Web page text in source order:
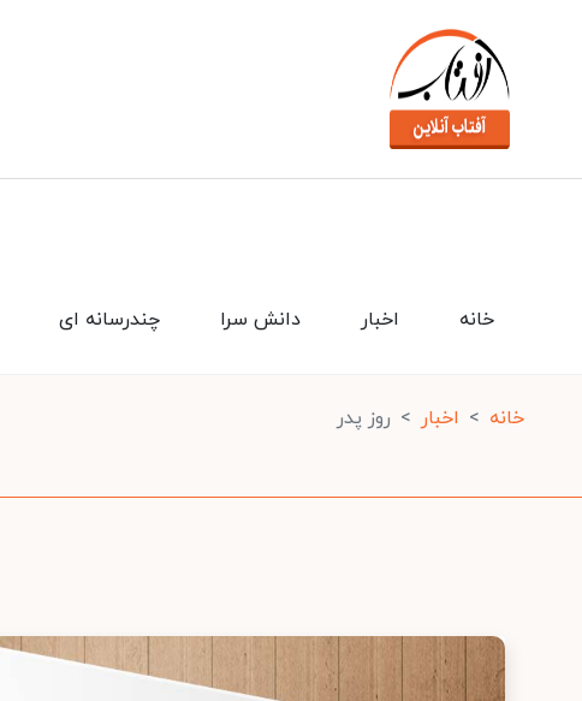
چندرسانه ای دانش سرا اخبار خانه
خانه اخبار روز پدر